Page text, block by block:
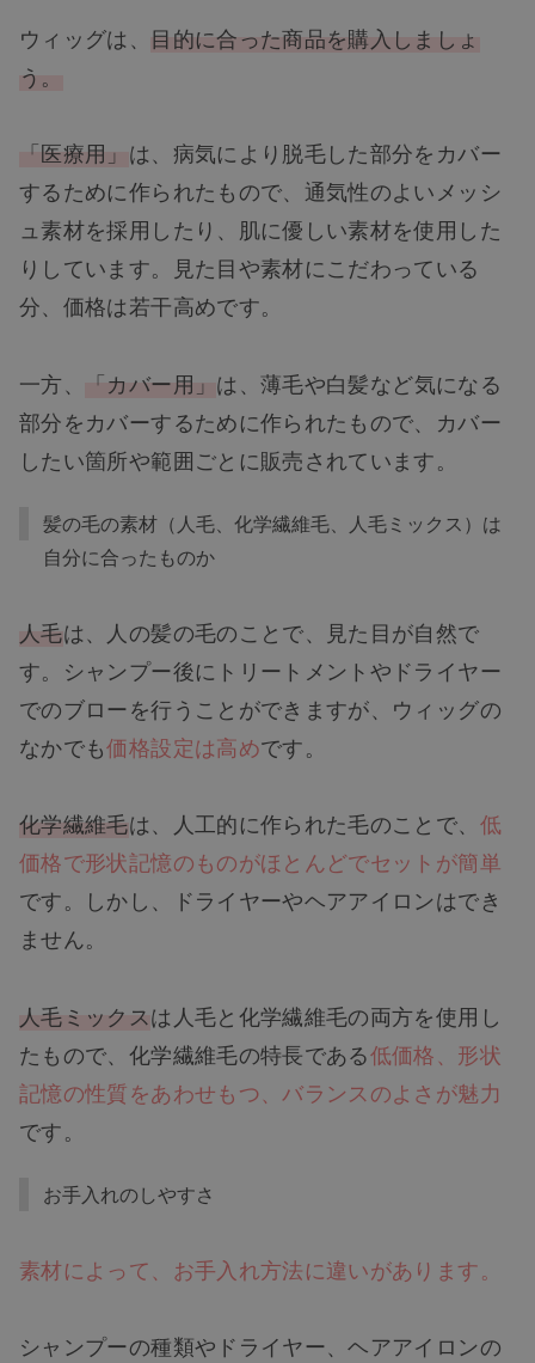
ウィッグは、 目的に合った商品を購入しましょ
う。
「医療用」 は、病気により脱毛した部分をカバー
するために作られたもので、通気性のよいメッシ
ュ素材を採用したり、肌に優しい素材を使用した
りしています。見た目や素材にこだわっている
分、価格は若干高めです。
一方、 「カバー用」 は、薄毛や白髪など気になる
部分をカバーするために作られたもので、カバー
したい箇所や範囲ごとに販売されています。
髪の毛の素材（人毛、化学繊維毛、人毛ミックス）は
自分に合ったものか
人毛は、人の髪の毛のことで、見た目が自然で
す。シャンプー後にトリートメントやドライヤー
でのブローを行うことができますが、ウィッグの
なかでも価格設定は高めです。
化学繊維毛は、人工的に作られた毛のことで、 低
価格で形状記憶のものがほとんどでセットが簡単
です。しかし、ドライヤーやヘアアイロンはでき
ません。
人毛ミックスは人毛と化学繊維毛の両方を使用し
たもので、化学繊維毛の特長である低価格、形状
記憶の性質をあわせもつ、バランスのよさが魅力
です。
お手入れのしやすさ
素材によって、お手入れ方法に違いがあります。
シャンプーの種類やドライヤー、ヘアアイロンの